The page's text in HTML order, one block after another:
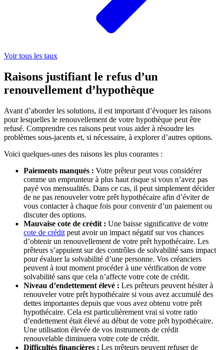
Voir tous les taux
Raisons justifiant le refus d’un
renouvellement d’hypothèque
Avant d’aborder les solutions, il est important d’évoquer les raisons
pour lesquelles le renouvellement de votre hypothèque peut être
refusé. Comprendre ces raisons peut vous aider à résoudre les
problèmes sous-jacents et, si nécessaire, à explorer d’autres options.
Voici quelques-unes des raisons les plus courantes :
Paiements manqués : Votre prêteur peut vous considérer
comme un emprunteur à plus haut risque si vous n’avez pas
payé vos mensualités. Dans ce cas, il peut simplement décider
de ne pas renouveler votre prêt hypothécaire afin d’éviter de
vous contacter à chaque fois pour convenir d’un paiement ou
discuter des options.
Mauvaise cote de crédit : Une baisse significative de votre
cote de crédit peut avoir un impact négatif sur vos chances
d’obtenir un renouvellement de votre prêt hypothécaire. Les
prêteurs s’appuient sur des contrôles de solvabilité sans impact
pour évaluer la solvabilité d’une personne. Vos créanciers
peuvent à tout moment procéder à une vérification de votre
solvabilité sans que cela n’affecte votre cote de crédit.
Niveau d’endettement élevé : Les prêteurs peuvent hésiter à
renouveler votre prêt hypothécaire si vous avez accumulé des
dettes importantes depuis que vous avez obtenu votre prêt
hypothécaire. Cela est particulièrement vrai si votre ratio
d’endettement était élevé au début de votre prêt hypothécaire.
Une utilisation élevée de vos instruments de crédit
renouvelable diminuera votre cote de crédit.
Difficultés financières : Les prêteurs peuvent refuser de